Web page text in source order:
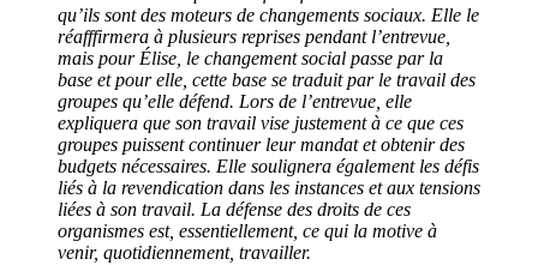
qu’ils sont des moteurs de changements sociaux. Elle le
réafffirmera à plusieurs reprises pendant l’entrevue,
mais pour Élise, le changement social passe par la
base et pour elle, cette base se traduit par le travail des
groupes qu’elle défend. Lors de l’entrevue, elle
expliquera que son travail vise justement à ce que ces
groupes puissent continuer leur mandat et obtenir des
budgets nécessaires. Elle soulignera également les défis
liés à la revendication dans les instances et aux tensions
liées à son travail. La défense des droits de ces
organismes est, essentiellement, ce qui la motive à
venir, quotidiennement, travailler.